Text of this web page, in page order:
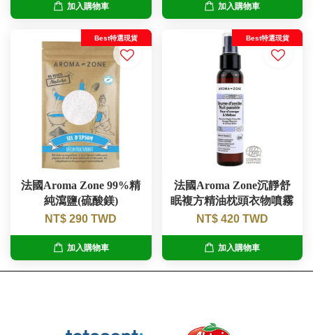
加入購物車 加入購物車
Best特選現貨
法國Aroma Zone 99%精
純瀉鹽(硫酸鎂)
NT$ 290 TWD
加入購物車
Best特選現貨
法國Aroma Zone沉靜舒
眠複方精油枕頭衣物噴霧
NT$ 420 TWD
加入購物車